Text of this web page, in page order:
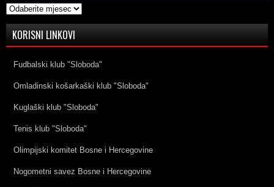
Arhive
KORISNI LINKOVI
Fudbalski klub "Sloboda"
Omladinski košarkaški klub "Sloboda"
Kuglaški klub "Sloboda"
Tenis klub "Sloboda"
Olimpijski komitet Bosne i Hercegovine
Nogometni savez Bosne i Hercegovine